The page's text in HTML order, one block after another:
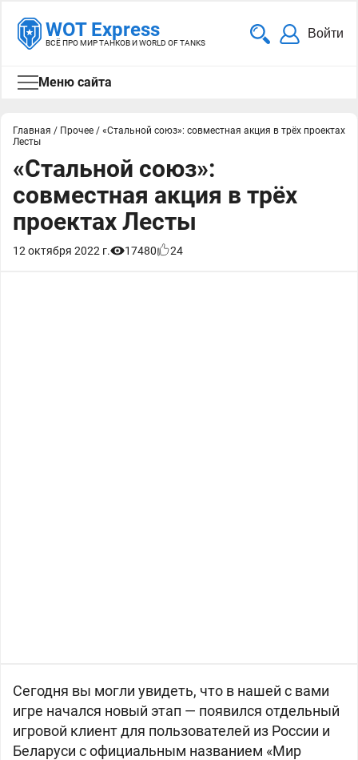
WOT Express
ВСЁ ПРО МИР ТАНКОВ И WORLD OF TANKS
Войти
Меню сайта
Главная / Прочее / «Стальной союз»: совместная акция в трёх проектах
Лесты
«Стальной союз»:
совместная акция в трёх
проектах Лесты
12 октября 2022 г. 17480 24
Сегодня вы могли увидеть, что в нашей с вами
игре начался новый этап — появился отдельный
игровой клиент для пользователей из России и
Беларуси с официальным названием «Мир